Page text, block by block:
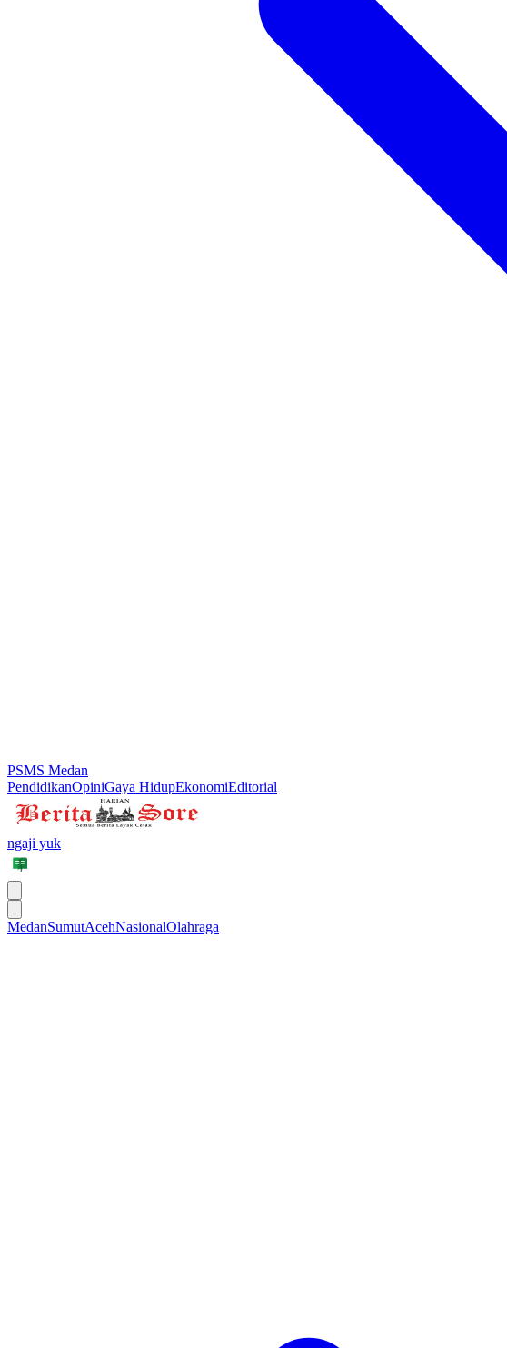
PSMS Medan
PendidikanOpiniGaya HidupEkonomiEditorial
ngaji yuk
MedanSumutAcehNasionalOlahraga